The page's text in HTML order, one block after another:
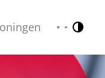
Nederlands
English